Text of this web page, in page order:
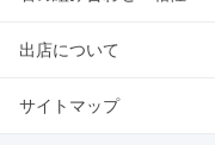
出店について
サイトマップ